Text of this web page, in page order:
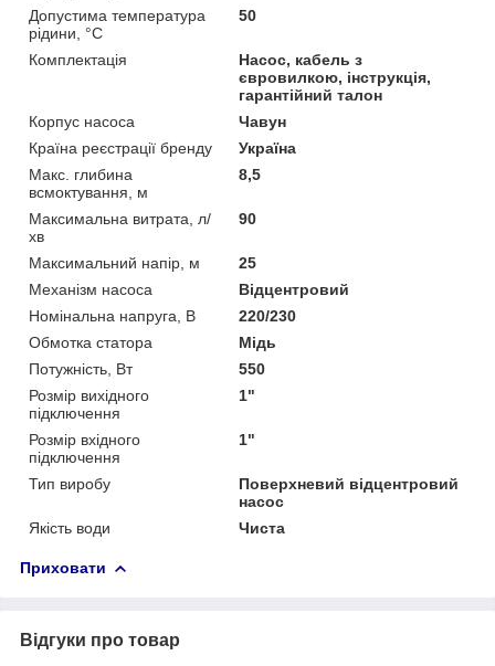
Допустима температура
рідини, °C
50
Комплектація
Насос, кабель з
євровилкою, інструкція,
гарантійний талон
Корпус насоса
Чавун
Країна реєстрації бренду
Україна
Макс. глибина
всмоктування, м
8,5
Максимальна витрата, л/
хв
90
Максимальний напір, м
25
Механізм насоса
Відцентровий
Номінальна напруга, В
220/230
Обмотка статора
Мідь
Потужність, Вт
550
Розмір вихідного
підключення
1"
Розмір вхідного
підключення
1"
Тип виробу
Поверхневий відцентровий
насос
Якість води
Чиста
Приховати
Відгуки про товар